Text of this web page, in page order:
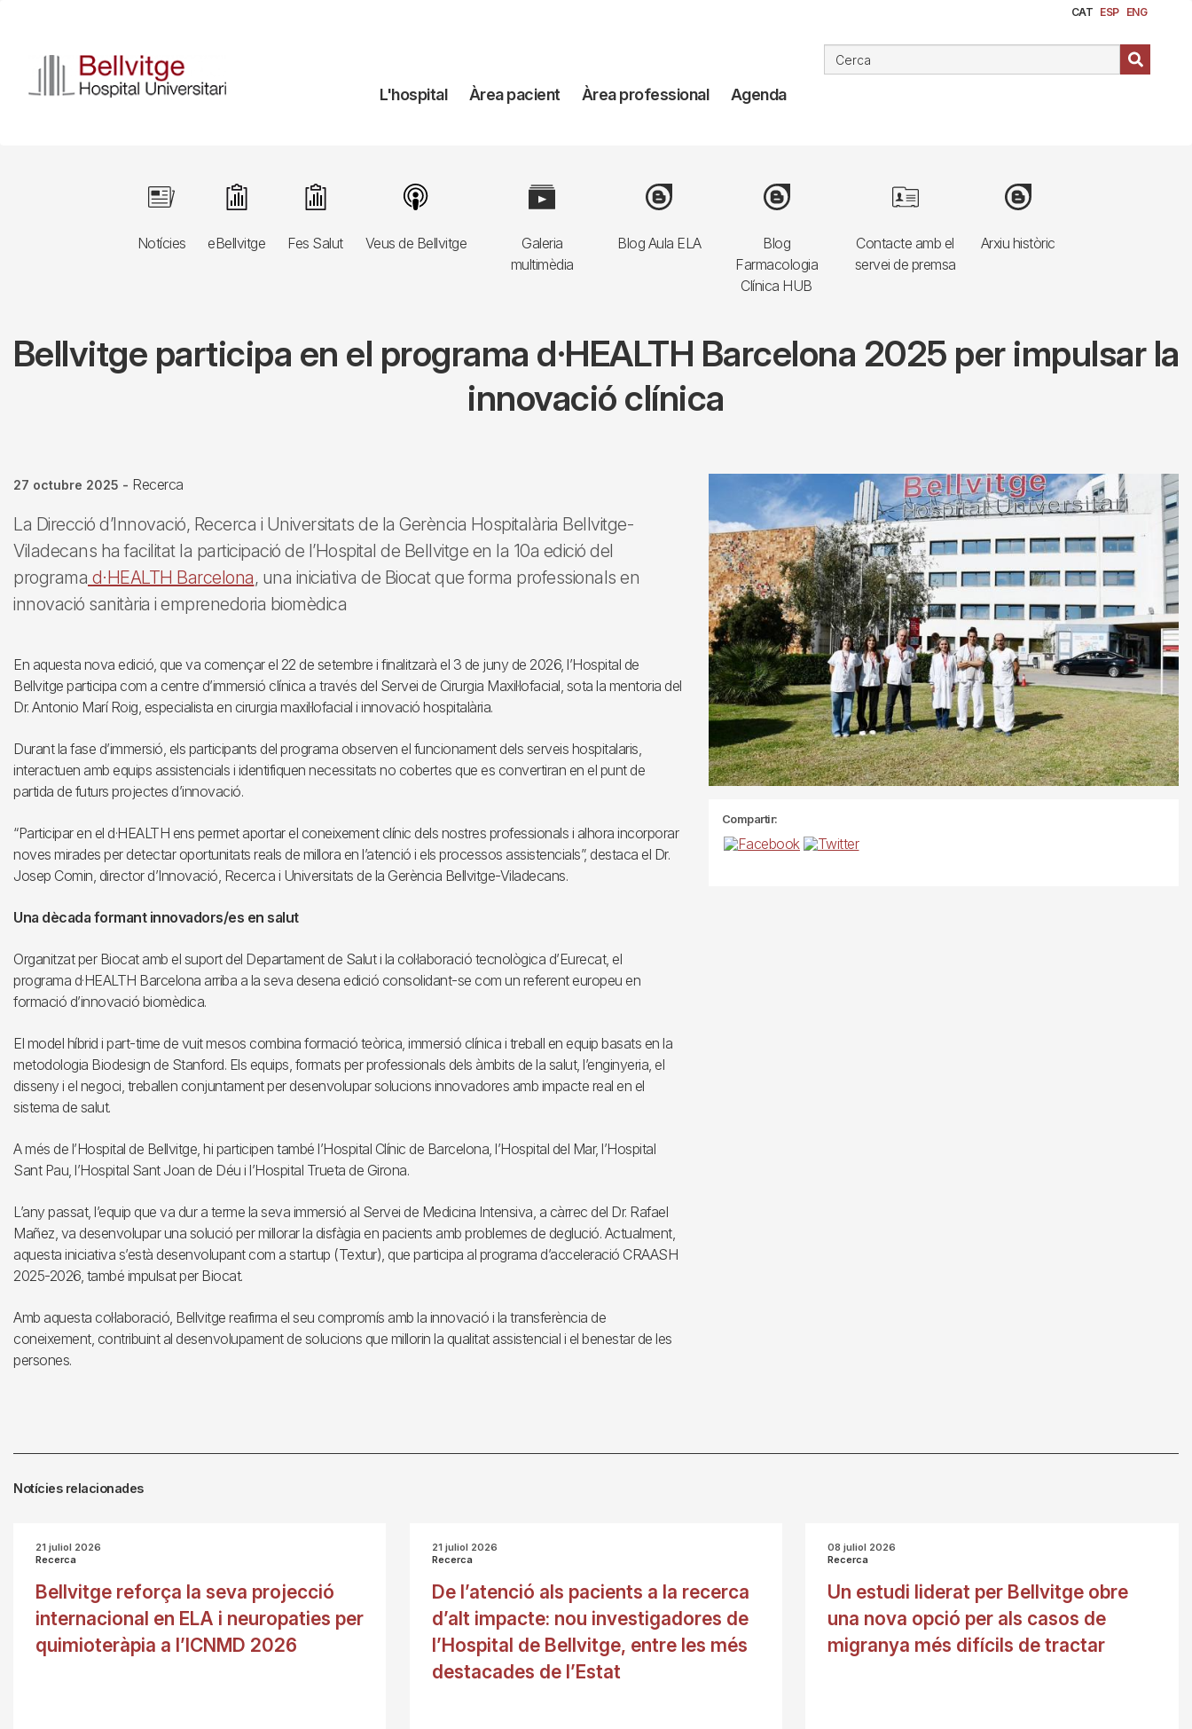
contingut
CAT ESP ENG
Navegación
L'hospital Àrea pacient Àrea professional Agenda
Notícies
Image
eBellvitge
Image
Fes Salut
Image
Veus de Bellvitge
Image
Galeria
multimèdia
Image
Blog Aula ELA
Image
Blog
Farmacologia
Clínica HUB
Image
Contacte amb el
servei de premsa
Image
Arxiu històric
Image
Bellvitge participa en el programa d·HEALTH Barcelona 2025 per impulsar la
innovació clínica
27 octubre 2025 - Recerca
La Direcció d’Innovació, Recerca i Universitats de la Gerència Hospitalària Bellvitge-
Viladecans ha facilitat la participació de l’Hospital de Bellvitge en la 10a edició del
programa d·HEALTH Barcelona, una iniciativa de Biocat que forma professionals en
innovació sanitària i emprenedoria biomèdica
En aquesta nova edició, que va començar el 22 de setembre i finalitzarà el 3 de juny de 2026, l’Hospital de
Bellvitge participa com a centre d’immersió clínica a través del Servei de Cirurgia Maxil·lofacial, sota la mentoria del
Dr. Antonio Marí Roig, especialista en cirurgia maxil·lofacial i innovació hospitalària.
Durant la fase d’immersió, els participants del programa observen el funcionament dels serveis hospitalaris,
interactuen amb equips assistencials i identifiquen necessitats no cobertes que es convertiran en el punt de
partida de futurs projectes d’innovació.
“Participar en el d·HEALTH ens permet aportar el coneixement clínic dels nostres professionals i alhora incorporar
noves mirades per detectar oportunitats reals de millora en l’atenció i els processos assistencials”, destaca el Dr.
Josep Comin, director d’Innovació, Recerca i Universitats de la Gerència Bellvitge-Viladecans.
Una dècada formant innovadors/es en salut
Organitzat per Biocat amb el suport del Departament de Salut i la col·laboració tecnològica d’Eurecat, el
programa d·HEALTH Barcelona arriba a la seva desena edició consolidant-se com un referent europeu en
formació d’innovació biomèdica.
El model híbrid i part-time de vuit mesos combina formació teòrica, immersió clínica i treball en equip basats en la
metodologia Biodesign de Stanford. Els equips, formats per professionals dels àmbits de la salut, l’enginyeria, el
disseny i el negoci, treballen conjuntament per desenvolupar solucions innovadores amb impacte real en el
sistema de salut.
A més de l’Hospital de Bellvitge, hi participen també l’Hospital Clínic de Barcelona, l’Hospital del Mar, l’Hospital
Sant Pau, l’Hospital Sant Joan de Déu i l’Hospital Trueta de Girona.
L’any passat, l’equip que va dur a terme la seva immersió al Servei de Medicina Intensiva, a càrrec del Dr. Rafael
Mañez, va desenvolupar una solució per millorar la disfàgia en pacients amb problemes de deglució. Actualment,
aquesta iniciativa s’està desenvolupant com a startup (Textur), que participa al programa d’acceleració CRAASH
2025-2026, també impulsat per Biocat.
Amb aquesta col·laboració, Bellvitge reafirma el seu compromís amb la innovació i la transferència de
coneixement, contribuint al desenvolupament de solucions que millorin la qualitat assistencial i el benestar de les
persones.
Compartir:
Notícies relacionades
21 juliol 2026
Recerca
Bellvitge reforça la seva projecció
internacional en ELA i neuropaties per
quimioteràpia a l’ICNMD 2026
21 juliol 2026
Recerca
De l’atenció als pacients a la recerca
d’alt impacte: nou investigadores de
l’Hospital de Bellvitge, entre les més
destacades de l’Estat
08 juliol 2026
Recerca
Un estudi liderat per Bellvitge obre
una nova opció per als casos de
migranya més difícils de tractar